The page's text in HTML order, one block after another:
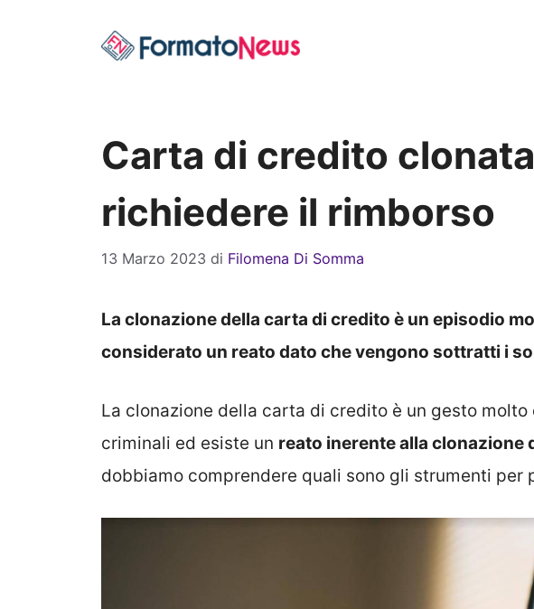
Carta di credito
richiedere il rimborso
13 Marzo 2023 di Filomena Di Somma
La clonazione della carta di credito è un episodio
considerato un reato dato che vengono sottratti i
La clonazione della carta di credito è un gesto
criminali ed esiste un reato inerente alla clonazione
dobbiamo comprendere quali sono gli strumenti per